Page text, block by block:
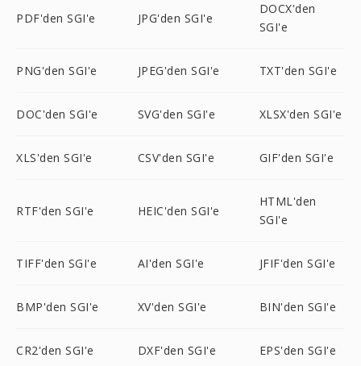
PDF'den SGI'e JPG'den SGI'e
DOCX'den
SGI'e
PNG'den SGI'e JPEG'den SGI'e TXT'den SGI'e
DOC'den SGI'e SVG'den SGI'e XLSX'den SGI'e
XLS'den SGI'e CSV'den SGI'e GIF'den SGI'e
RTF'den SGI'e HEIC'den SGI'e
HTML'den
SGI'e
TIFF'den SGI'e AI'den SGI'e JFIF'den SGI'e
BMP'den SGI'e XV'den SGI'e BIN'den SGI'e
CR2'den SGI'e DXF'den SGI'e EPS'den SGI'e